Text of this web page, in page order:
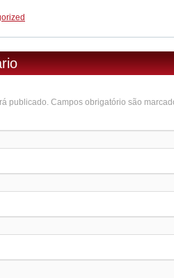
publicado. Campos obrigatório são